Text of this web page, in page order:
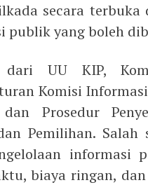
secara
publik yang boleh
dari UU KIP,
Komisi
Prosedur
Pemilihan.
informasi
biaya ringan, dan